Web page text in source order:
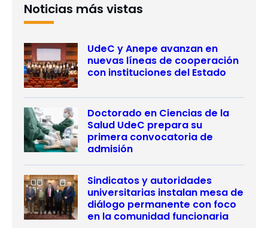
Noticias más vistas
UdeC y Anepe avanzan en
nuevas líneas de cooperación
con instituciones del Estado
Doctorado en Ciencias de la
Salud UdeC prepara su
primera convocatoria de
admisión
Sindicatos y autoridades
universitarias instalan mesa de
diálogo permanente con foco
en la comunidad funcionaria